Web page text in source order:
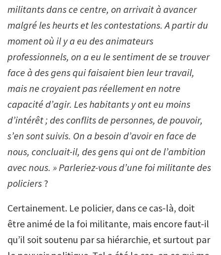
militants dans ce centre, on arrivait à avancer
malgré les heurts et les contestations. A partir du
moment où il y a eu des animateurs
professionnels, on a eu le sentiment de se trouver
face à des gens qui faisaient bien leur travail,
mais ne croyaient pas réellement en notre
capacité d’agir. Les habitants y ont eu moins
d’intérêt ; des conflits de personnes, de pouvoir,
s’en sont suivis. On a besoin d’avoir en face de
nous, concluait-il, des gens qui ont de l’ambition
avec nous. » Parleriez-vous d’une foi militante des
policiers ?
Certainement. Le policier, dans ce cas-là, doit
être animé de la foi militante, mais encore faut-il
qu’il soit soutenu par sa hiérarchie, et surtout par